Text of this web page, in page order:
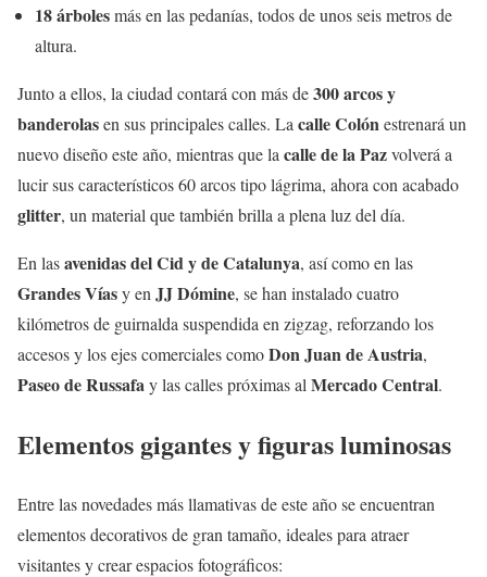
18 árbolesmás en las pedanías, todos de unos seis metros de
altura.
Junto a ellos, la ciudad contará con más de300 arcos y
banderolasen sus principales calles. La calle Colónestrenará un
nuevo diseño este año, mientras que la calle de la Pazvolverá a
lucir sus característicos 60 arcos tipo lágrima, ahora con acabado
glitter, un material que también brilla a plena luz del día.
En lasavenidas del Cid y de Catalunya, así como en las
Grandes Víasy en JJ Dómine, se han instalado cuatro
kilómetros de guirnalda suspendida en zigzag, reforzando los
accesos y los ejes comerciales comoDon Juan de Austria,
Paseo de Russafay las calles próximas al Mercado Central.
Elementos gigantes y figuras luminosas
Entre las novedades más llamativas de este año se encuentran
elementos decorativos de gran tamaño, ideales para atraer
visitantes y crear espacios fotográficos: